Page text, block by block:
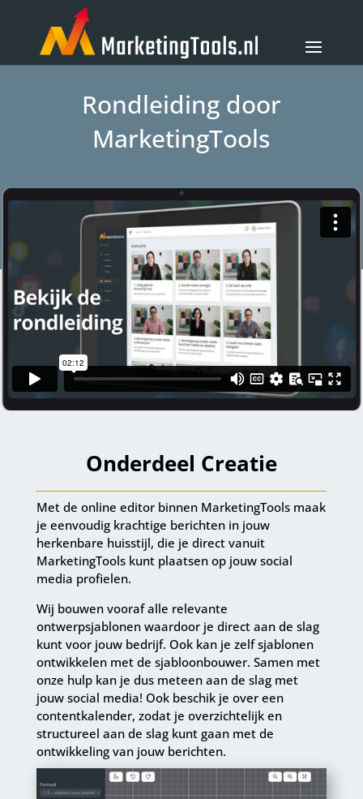
Rondleiding door
MarketingTools
Onderdeel Creatie
Met de online editor binnen MarketingTools maak
je eenvoudig krachtige berichten in jouw
herkenbare huisstijl, die je direct vanuit
MarketingTools kunt plaatsen op jouw social
media profielen.
Wij bouwen vooraf alle relevante
ontwerpsjablonen waardoor je direct aan de slag
kunt voor jouw bedrijf. Ook kan je zelf sjablonen
ontwikkelen met de sjabloonbouwer. Samen met
onze hulp kan je dus meteen aan de slag met
jouw social media! Ook beschik je over een
contentkalender, zodat je overzichtelijk en
structureel aan de slag kunt gaan met de
ontwikkeling van jouw berichten.